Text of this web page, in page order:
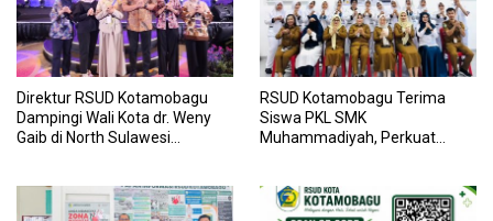
Direktur RSUD Kotamobagu
Dampingi Wali Kota dr. Weny
Gaib di North Sulawesi
RSUD Kotamobagu Terima
Siswa PKL SMK
Muhammadiyah, Perkuat